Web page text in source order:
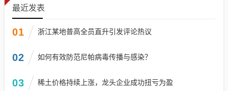
最近发表
01 浙江某地普高全员直升引发评论热议
02 如何有效防范尼帕病毒传播与感染？
03 稀土价格持续上涨，龙头企业成功扭亏为盈